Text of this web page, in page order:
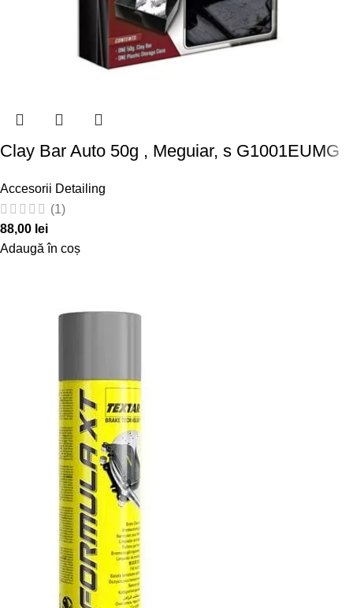
Clay Bar Auto 50g , Meguiar, s G1001EUMG
Accesorii Detailing
(1)
88,00 lei
Adaugă în coș